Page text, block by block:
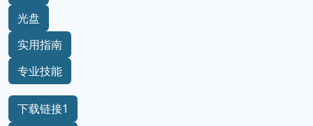
光盘
实用指南
专业技能
下载链接1